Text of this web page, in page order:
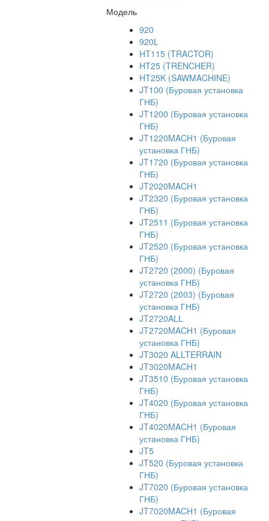
Модель
920
920L
HT115 (TRACTOR)
HT25 (TRENCHER)
HT25K (SAWMACHINE)
JT100 (Буровая установка
ГНБ)
JT1200 (Буровая установка
ГНБ)
JT1220MACH1 (Буровая
установка ГНБ)
JT1720 (Буровая установка
ГНБ)
JT2020MACH1
JT2320 (Буровая установка
ГНБ)
JT2511 (Буровая установка
ГНБ)
JT2520 (Буровая установка
ГНБ)
JT2720 (2000) (Буровая
установка ГНБ)
JT2720 (2003) (Буровая
установка ГНБ)
JT2720ALL
JT2720MACH1 (Буровая
установка ГНБ)
JT3020 ALLTERRAIN
JT3020MACH1
JT3510 (Буровая установка
ГНБ)
JT4020 (Буровая установка
ГНБ)
JT4020MACH1 (Буровая
установка ГНБ)
JT5
JT520 (Буровая установка
ГНБ)
JT7020 (Буровая установка
ГНБ)
JT7020MACH1 (Буровая